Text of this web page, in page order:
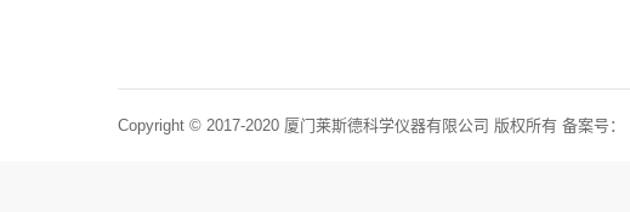
Copyright © 2017-2020 厦门莱斯德科学仪器有限公司 版权所有 备案号：